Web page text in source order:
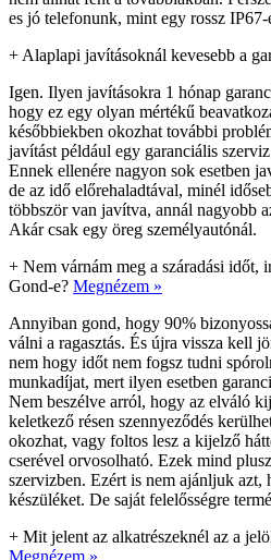
es jó telefonunk, mint egy rossz IP67-
+ Alaplapi javításoknál kevesebb a
Igen. Ilyen javításokra 1 hónap
hogy ez egy olyan mértékű
későbbiekben okozhat további
javítást például egy garanciális
Ennek ellenére nagyon sok esetben
de az idő előrehaladtával, minél
többször van javítva, annál nagyobb
Akár csak egy öreg személyautónál.
+ Nem várnám meg a száradási időt,
Gond-e? Megnézem »
Annyiban gond, hogy 90%
válni a ragasztás. És újra vissza kell
nem hogy időt nem fogsz tudni
munkadíjat, mert ilyen esetben
Nem beszélve arról, hogy az elváló
keletkező résen szennyeződés
okozhat, vagy foltos lesz a kijelző
cserével orvosolható. Ezek mind
szervizben. Ezért is nem ajánljuk azt,
készüléket. De saját felelősségre
+ Mit jelent az alkatrészeknél az a
Megnézem »